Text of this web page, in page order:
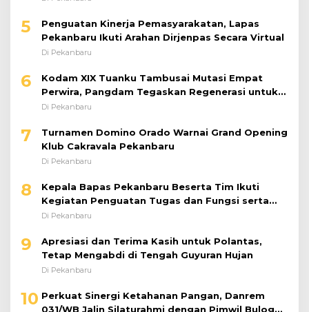
5
Penguatan Kinerja Pemasyarakatan, Lapas
Pekanbaru Ikuti Arahan Dirjenpas Secara Virtual
Di Pekanbaru
6
Kodam XIX Tuanku Tambusai Mutasi Empat
Perwira, Pangdam Tegaskan Regenerasi untuk
Perkuat Kinerja Satuan
Di Pekanbaru
7
Turnamen Domino Orado Warnai Grand Opening
Klub Cakravala Pekanbaru
Di Pekanbaru
8
Kepala Bapas Pekanbaru Beserta Tim Ikuti
Kegiatan Penguatan Tugas dan Fungsi serta
Paparan Penempatan WBP ke Lapas Terbuka
Di Pekanbaru
9
Apresiasi dan Terima Kasih untuk Polantas,
Tetap Mengabdi di Tengah Guyuran Hujan
Di Pekanbaru
10 Perkuat Sinergi Ketahanan Pangan, Danrem
031/WB Jalin Silaturahmi dengan Pimwil Bulog